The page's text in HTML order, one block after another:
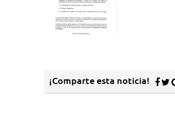
¡Comparte esta noticia!